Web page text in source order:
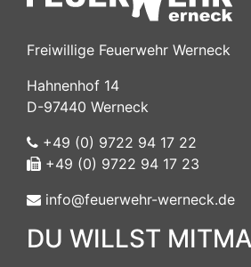
Freiwillige Feuerwehr Werneck
Hahnenhof 14
D-97440 Werneck
+49 (0) 9722 94 17 22
+49 (0) 9722 94 17 23
info@feuerwehr-werneck.de
DU WILLST